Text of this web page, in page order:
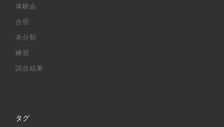
体験会
合宿
未分類
練習
試合結果
タグ